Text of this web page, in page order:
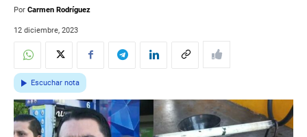
Por Carmen Rodríguez
12 diciembre, 2023
Escuchar nota